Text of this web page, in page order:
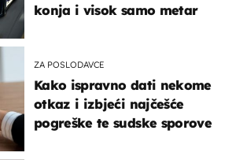
konja i visok samo metar
ZA POSLODAVCE
Kako ispravno dati nekome
otkaz i izbjeći najčešće
pogreške te sudske sporove